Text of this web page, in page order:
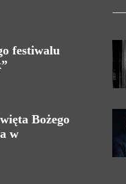
festiwalu
Bożego
w